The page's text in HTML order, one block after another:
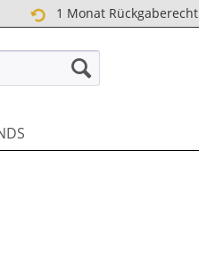
1 Monat Rückgaberecht